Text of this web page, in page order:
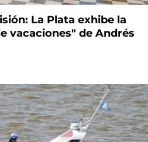
La Plata exhibe la
vacaciones" de Andrés